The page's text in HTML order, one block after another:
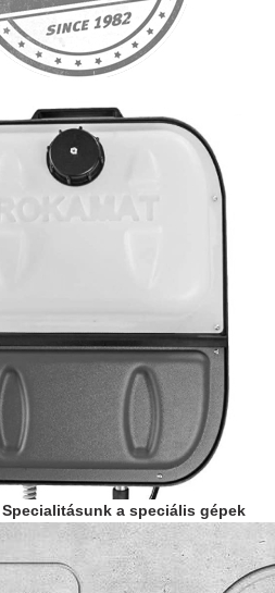
Specialitásunk a speciális gépek